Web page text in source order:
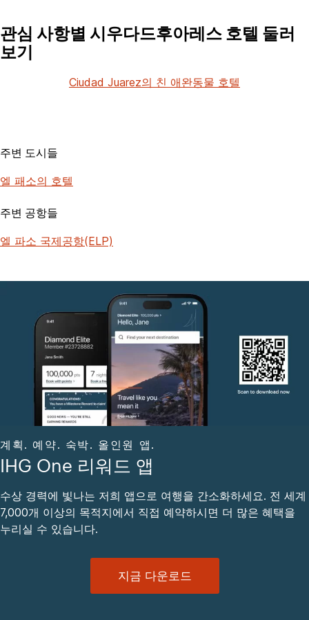
관심 사항별 시우다드후아레스 호텔 둘러
보기
Ciudad Juarez의 친 애완동물 호텔
주변 도시들
엘 패소의 호텔
주변 공항들
엘 파소 국제공항(ELP)
계획. 예약. 숙박. 올인원 앱.
IHG One 리워드 앱
수상 경력에 빛나는 저희 앱으로 여행을 간소화하세요. 전 세계
7,000개 이상의 목적지에서 직접 예약하시면 더 많은 혜택을
누리실 수 있습니다.
지금 다운로드